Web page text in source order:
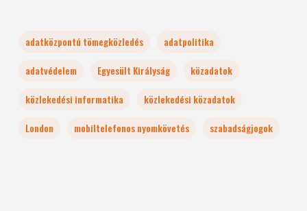
adatközpontú tömegközledés
adatpolitika
adatvédelem
Egyesült Királyság
közadatok
közlekedési informatika
közlekedési közadatok
London
mobiltelefonos nyomkövetés szabadságjogok